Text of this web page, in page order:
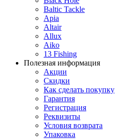
Baltic Tackle
Apia
Altair
Allux
Aiko
13 Fishing
Полезная информация
Акции
Скидки
Как сделать покупку
Гарантия
Регистрация
Реквизиты
Условия возврата
Упаковка